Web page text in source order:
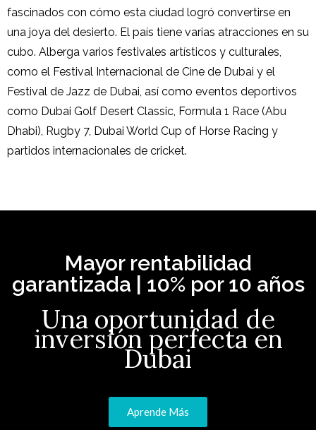
fascinados con cómo esta ciudad logró convertirse en
una joya del desierto. El país tiene varias atracciones en su
cubo. Alberga varios festivales artísticos y culturales,
como el Festival Internacional de Cine de Dubai y el
Festival de Jazz de Dubai, así como eventos deportivos
como Dubai Golf Desert Classic, Formula 1 Race (Abu
Dhabi), Rugby 7, Dubai World Cup of Horse Racing y
partidos internacionales de cricket.
Mayor rentabilidad
garantizada | 10% por 10 años
Una oportunidad de
inversión perfecta en
Dubai
Aprende Más